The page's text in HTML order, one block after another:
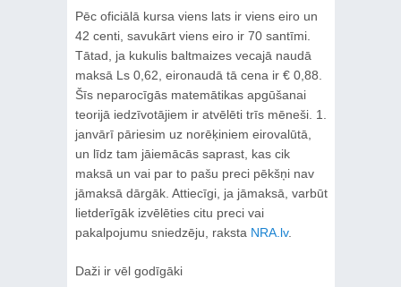
Pēc oficiālā kursa viens lats ir viens eiro un
42 centi, savukārt viens eiro ir 70 santīmi.
Tātad, ja kukulis baltmaizes vecajā naudā
maksā Ls 0,62, eironaudā tā cena ir € 0,88.
Šīs neparocīgās matemātikas apgūšanai
teorijā iedzīvotājiem ir atvēlēti trīs mēneši. 1.
janvārī pāriesim uz norēķiniem eirovalūtā,
un līdz tam jāiemācās saprast, kas cik
maksā un vai par to pašu preci pēkšņi nav
jāmaksā dārgāk. Attiecīgi, ja jāmaksā, varbūt
lietderīgāk izvēlēties citu preci vai
pakalpojumu sniedzēju, raksta NRA.lv.
Daži ir vēl godīgāki